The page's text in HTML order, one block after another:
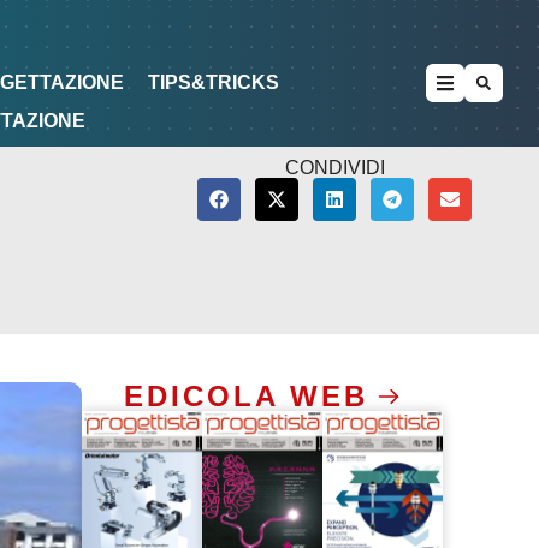
DI PROGETTAZIONE
TIPS&TRICKS
CONDIVIDI
EDICOLA WEB